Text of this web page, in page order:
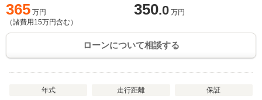
365 万円
（諸費用 15万円含む）
350.0 万円
ローンについて相談する
年式 走行距離
保証